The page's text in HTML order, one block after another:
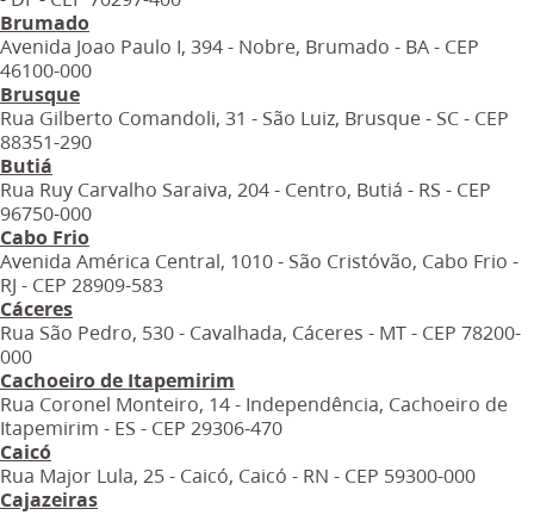
Brumado
Avenida Joao Paulo I, 394 - Nobre, Brumado - BA - CEP
46100-000
Brusque
Rua Gilberto Comandoli, 31 - São Luiz, Brusque - SC - CEP
88351-290
Butiá
Rua Ruy Carvalho Saraiva, 204 - Centro, Butiá - RS - CEP
96750-000
Cabo Frio
Avenida América Central, 1010 - São Cristóvão, Cabo Frio -
RJ - CEP 28909-583
Cáceres
Rua São Pedro, 530 - Cavalhada, Cáceres - MT - CEP 78200-
000
Cachoeiro de Itapemirim
Rua Coronel Monteiro, 14 - Independência, Cachoeiro de
Itapemirim - ES - CEP 29306-470
Caicó
Rua Major Lula, 25 - Caicó, Caicó - RN - CEP 59300-000
Cajazeiras